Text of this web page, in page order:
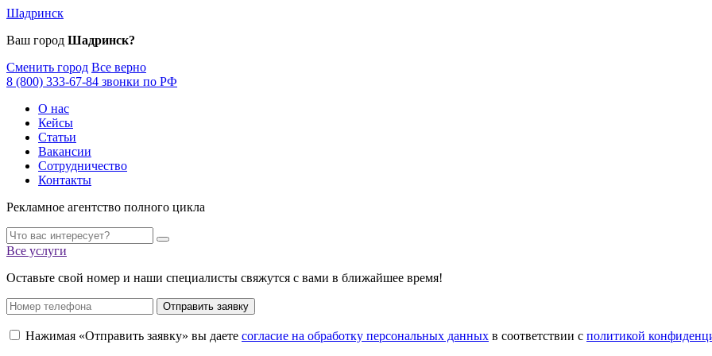
Шадринск
Ваш город Шадринск?
Сменить город Все верно
8 (800) 333-67-84 звонки по РФ
О нас
Кейсы
Статьи
Вакансии
Сотрудничество
Контакты
Рекламное агентство полного цикла
Все услуги
Оставьте свой номер и наши специалисты свяжутся с вами в ближайшее время!
Отправить заявку
Нажимая «Отправить заявку» вы даете согласие на обработку персональных данных в соответствии с политикой